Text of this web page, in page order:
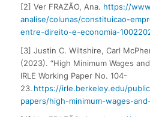
[2] Ver FRAZÃO, Ana. https://
analise/colunas/constituicao-
entre-direito-e-economia-
[3] Justin C. Wiltshire, Carl
(2023). “High Minimum Wages
IRLE Working Paper No. 104-
23. https://irle.berkeley.edu/
papers/high-minimum-wages-